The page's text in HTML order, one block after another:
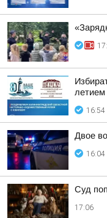
летием
16:54
Двое
16:04
Суд
17:06